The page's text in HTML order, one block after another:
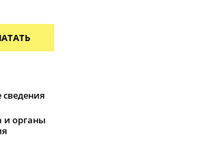
и органы